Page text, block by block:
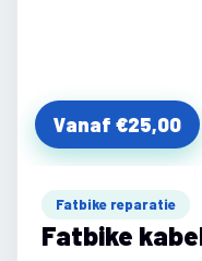
Vanaf €25,00
Fatbike reparatie
Fatbike